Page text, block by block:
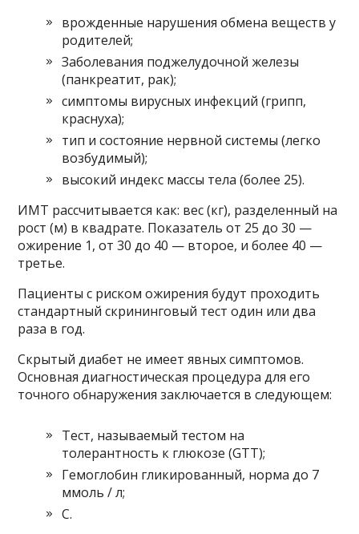
врожденные нарушения обмена веществ у
родителей;
Заболевания поджелудочной железы
(панкреатит, рак);
симптомы вирусных инфекций (грипп,
краснуха);
тип и состояние нервной системы (легко
возбудимый);
высокий индекс массы тела (более 25).
ИМТ рассчитывается как: вес (кг), разделенный на
рост (м) в квадрате. Показатель от 25 до 30 —
ожирение 1, от 30 до 40 — второе, и более 40 —
третье.
Пациенты с риском ожирения будут проходить
стандартный скрининговый тест один или два
раза в год.
Скрытый диабет не имеет явных симптомов.
Основная диагностическая процедура для его
точного обнаружения заключается в следующем:
Тест, называемый тестом на
толерантность к глюкозе (GTT);
Гемоглобин гликированный, норма до 7
ммоль / л;
С.